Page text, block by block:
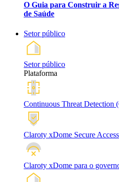
O Guia para Construir a
de Saúde
Setor público
Setor público
Plataforma
Continuous Threat Detection
Claroty xDome Secure Access
Claroty xDome para o